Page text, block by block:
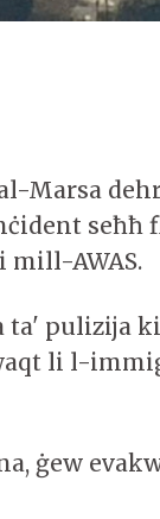
Marsa
seħħ
mill-AWAS.
ta' pulizija
li l-
ġew